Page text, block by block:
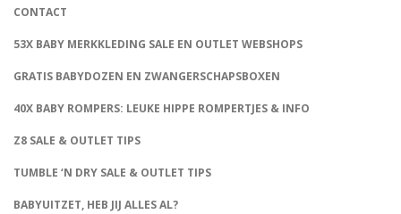
CONTACT
53X BABY MERKKLEDING SALE EN OUTLET WEBSHOPS
GRATIS BABYDOZEN EN ZWANGERSCHAPSBOXEN
40X BABY ROMPERS: LEUKE HIPPE ROMPERTJES & INFO
Z8 SALE & OUTLET TIPS
TUMBLE ‘N DRY SALE & OUTLET TIPS
BABYUITZET, HEB JIJ ALLES AL?